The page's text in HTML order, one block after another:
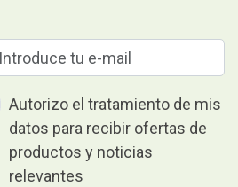
Autorizo el tratamiento de mis
datos para recibir ofertas de
productos y noticias
relevantes